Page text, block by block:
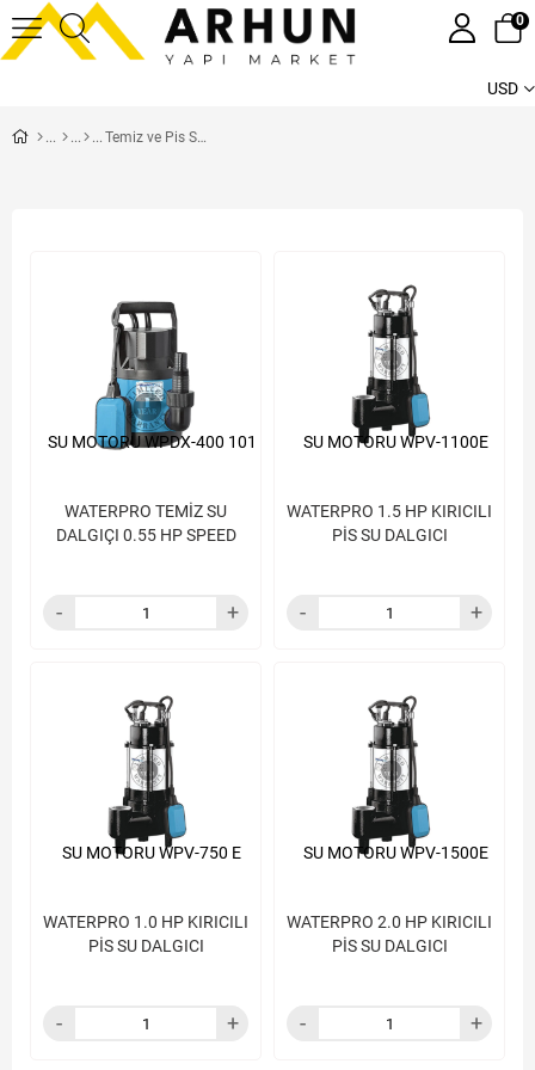
USD
0
Temiz ve Pis Su Dalgıçları
WATERPRO TEMİZ SU
DALGIÇI 0.55 HP SPEED
SU MOTORU WPDX-400 101
WATERPRO 1.5 HP KIRICILI
PİS SU DALGICI
SU MOTORU WPV-1100E
WATERPRO 1.0 HP KIRICILI
PİS SU DALGICI
SU MOTORU WPV-750 E
WATERPRO 2.0 HP KIRICILI
PİS SU DALGICI
SU MOTORU WPV-1500E